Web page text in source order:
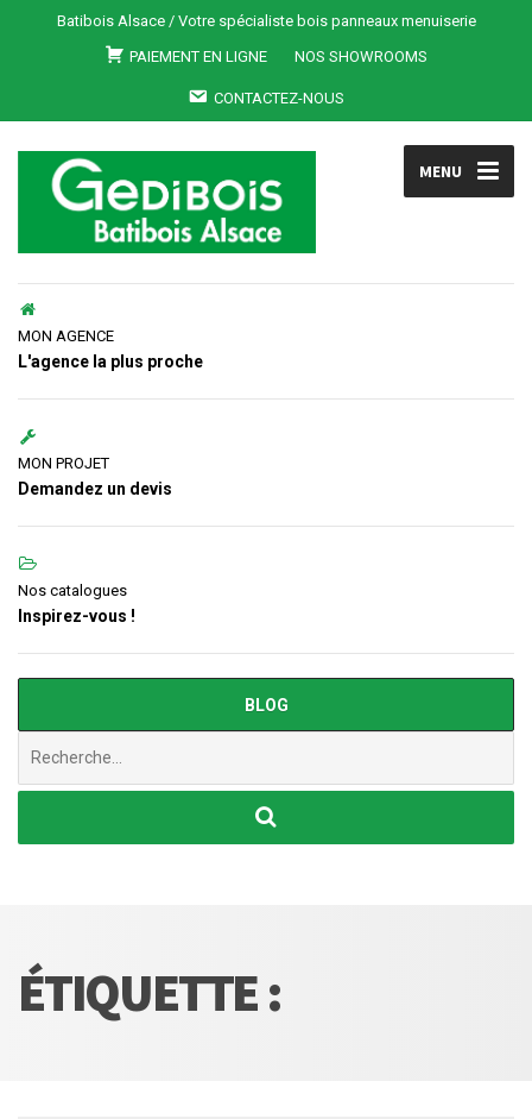
Batibois Alsace / Votre spécialiste bois panneaux menuiserie
PAIEMENT EN LIGNE
NOS SHOWROOMS
CONTACTEZ-NOUS
MENU
MON AGENCE
L'agence la plus proche
MON PROJET
Demandez un devis
Nos catalogues
Inspirez-vous !
BLOG
ÉTIQUETTE :